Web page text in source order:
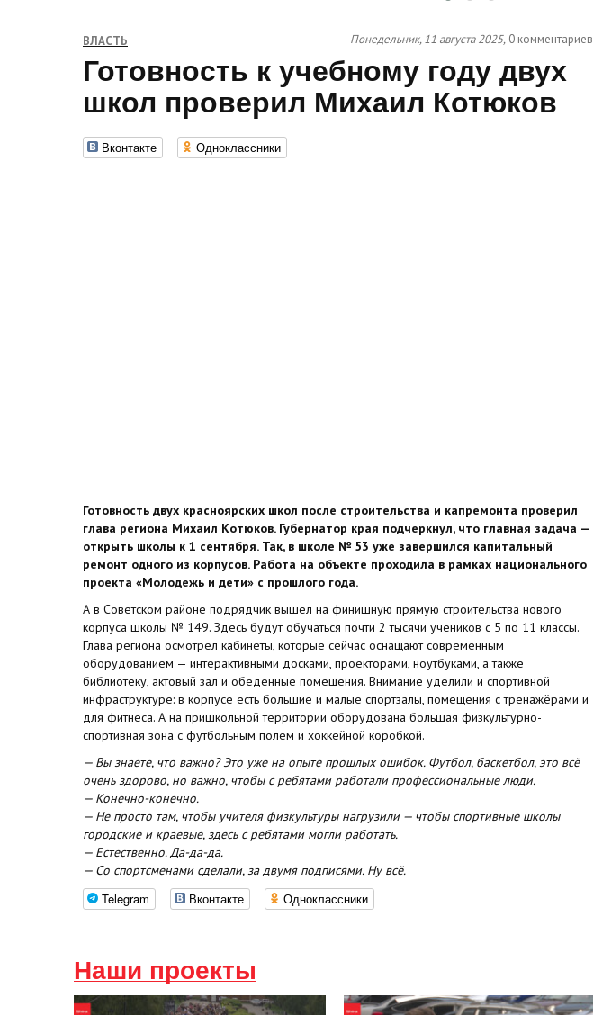
ВЛАСТЬ Понедельник, 11 августа 2025, 0 комментариев
Готовность к учебному году двух
школ проверил Михаил Котюков
Вконтакте Одноклассники
Готовность двух красноярских школ после строительства и капремонта проверил
глава региона Михаил Котюков. Губернатор края подчеркнул, что главная задача —
открыть школы к 1 сентября. Так, в школе № 53 уже завершился капитальный
ремонт одного из корпусов. Работа на объекте проходила в рамках национального
проекта «Молодежь и дети» с прошлого года.
А в Советском районе подрядчик вышел на финишную прямую строительства нового
корпуса школы № 149. Здесь будут обучаться почти 2 тысячи учеников с 5 по 11 классы.
Глава региона осмотрел кабинеты, которые сейчас оснащают современным
оборудованием — интерактивными досками, проекторами, ноутбуками, а также
библиотеку, актовый зал и обеденные помещения. Внимание уделили и спортивной
инфраструктуре: в корпусе есть большие и малые спортзалы, помещения с тренажёрами и
для фитнеса. А на пришкольной территории оборудована большая физкультурно-
спортивная зона с футбольным полем и хоккейной коробкой.
— Вы знаете, что важно? Это уже на опыте прошлых ошибок. Футбол, баскетбол, это всё
очень здорово, но важно, чтобы с ребятами работали профессиональные люди.
— Конечно-конечно.
— Не просто там, чтобы учителя физкультуры нагрузили — чтобы спортивные школы
городские и краевые, здесь с ребятами могли работать.
— Естественно. Да-да-да.
— Со спортсменами сделали, за двумя подписями. Ну всё.
Telegram Вконтакте Одноклассники
Наши проекты